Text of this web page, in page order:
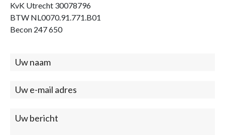
KvK Utrecht 30078796
BTW NL0070.91.771.B01
Becon 247 650
Contact